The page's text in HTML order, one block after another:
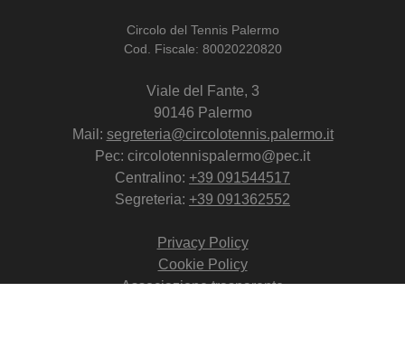
Circolo del Tennis Palermo
Cod. Fiscale: 80020220820
Viale del Fante, 3
90146 Palermo
Mail: segreteria@circolotennis.palermo.it
Pec: circolotennispalermo@pec.it
Centralino: +39 091544517
Segreteria: +39 091362552
Privacy Policy
Cookie Policy
Associazione trasparente